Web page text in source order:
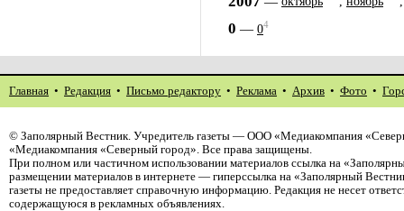
0 — 04
Главная • Редакция • Письмо редактору • Реклама • Архив • Фото •
© Заполярный Вестник. Учредитель газеты — ООО «Медиакомпания
«Медиакомпания «Северный город». Все права защищены.
При полном или частичном использовании материалов ссылка на
размещении материалов в интернете — гиперссылка на «Заполярный
газеты не предоставляет справочную информацию. Редакция не несет
содержащуюся в рекламных объявлениях.